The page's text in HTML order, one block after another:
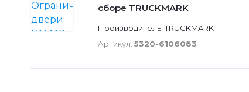
сборе TRUCKMARK
Производитель: TRUCKMARK
Артикул:5320-6106083